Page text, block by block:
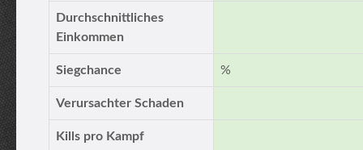
Durchschnittliches
Einkommen
Siegchance %
Verursachter Schaden
Kills pro Kampf